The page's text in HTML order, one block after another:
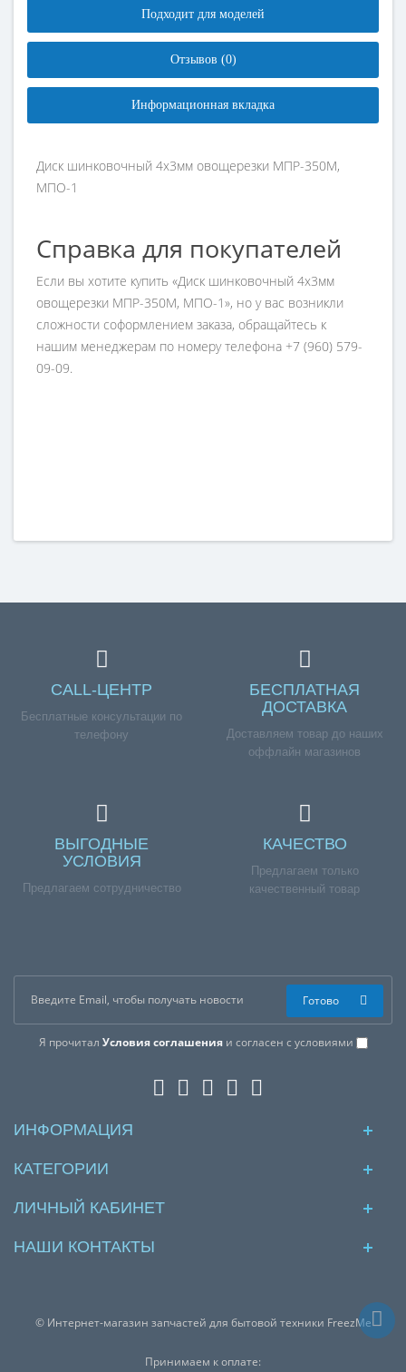
Подходит для моделей
Отзывов (0)
Информационная вкладка
Диск шинковочный 4х3мм овощерезки МПР-350М,
МПО-1
Справка для покупателей
Если вы хотите купить «Диск шинковочный 4х3мм
овощерезки МПР-350М, МПО-1», но у вас возникли
сложности соформлением заказа, обращайтесь к
нашим менеджерам по номеру телефона +7 (960) 579-
09-09.
CALL-ЦЕНТР
Бесплатные консультации по
телефону
БЕСПЛАТНАЯ
ДОСТАВКА
Доставляем товар до наших
оффлайн магазинов
ВЫГОДНЫЕ
УСЛОВИЯ
Предлагаем сотрудничество
КАЧЕСТВО
Предлагаем только
качественный товар
Я прочитал Условия соглашенияи согласен с условиями
Готово
ИНФОРМАЦИЯ
КАТЕГОРИИ
ЛИЧНЫЙ КАБИНЕТ
НАШИ КОНТАКТЫ
© Интернет-магазин запчастей для бытовой техники FreezMe
Принимаем к оплате: